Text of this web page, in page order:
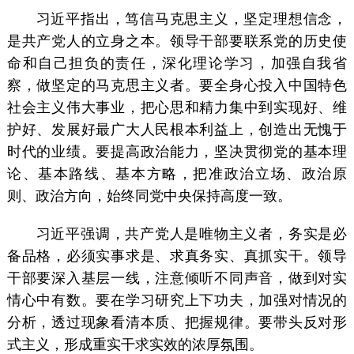
习近平指出，笃信马克思主义，坚定理想信念，
是共产党人的立身之本。领导干部要联系党的历史使
命和自己担负的责任，深化理论学习，加强自我省
察，做坚定的马克思主义者。要全身心投入中国特色
社会主义伟大事业，把心思和精力集中到实现好、维
护好、发展好最广大人民根本利益上，创造出无愧于
时代的业绩。要提高政治能力，坚决贯彻党的基本理
论、基本路线、基本方略，把准政治立场、政治原
则、政治方向，始终同党中央保持高度一致。
习近平强调，共产党人是唯物主义者，务实是必
备品格，必须实事求是、求真务实、真抓实干。领导
干部要深入基层一线，注意倾听不同声音，做到对实
情心中有数。要在学习研究上下功夫，加强对情况的
分析，透过现象看清本质、把握规律。要带头反对形
式主义，形成重实干求实效的浓厚氛围。